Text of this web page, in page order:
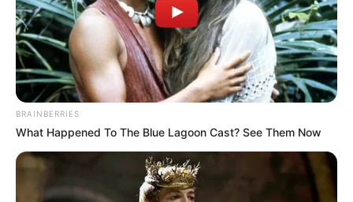
BRAINBERRIES
What Happened To The Blue Lagoon Cast? See Them Now